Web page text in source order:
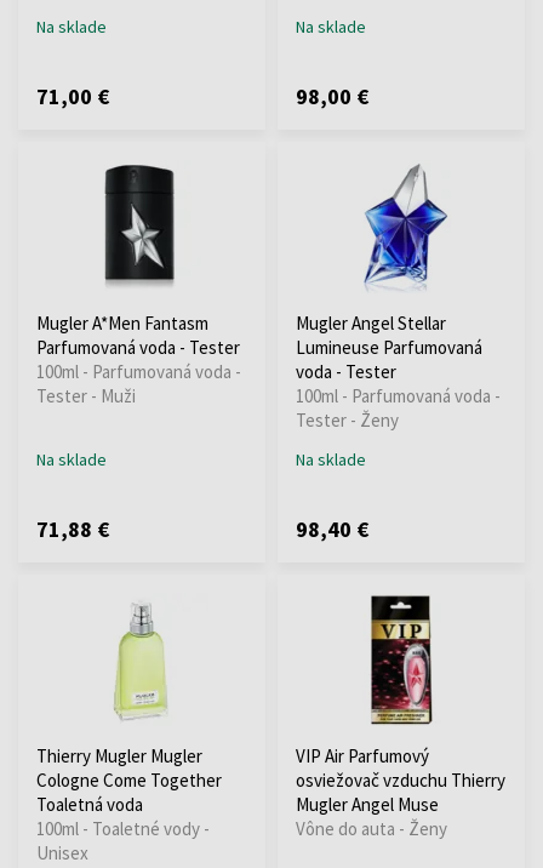
Na sklade
71,00 €
Na sklade
98,00 €
Mugler A*Men Fantasm
Parfumovaná voda - Tester
100ml - Parfumovaná voda -
Tester - Muži
Na sklade
71,88 €
Mugler Angel Stellar
Lumineuse Parfumovaná
voda - Tester
100ml - Parfumovaná voda -
Tester - Ženy
Na sklade
98,40 €
Thierry Mugler Mugler
Cologne Come Together
Toaletná voda
100ml - Toaletné vody -
Unisex
VIP Air Parfumový
osviežovač vzduchu Thierry
Mugler Angel Muse
Vône do auta - Ženy